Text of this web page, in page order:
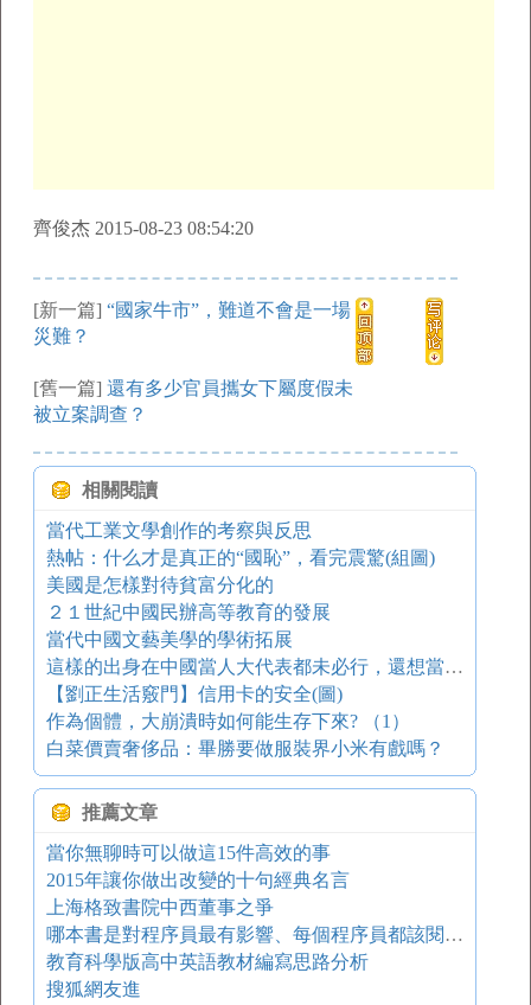
齊俊杰 2015-08-23 08:54:20
[新一篇] “國家牛市”，難道不會是一場
災難？
[舊一篇] 還有多少官員攜女下屬度假未
被立案調查？
相關閱讀
當代工業文學創作的考察與反思
熱帖：什么才是真正的“國恥”，看完震驚(組圖)
美國是怎樣對待貧富分化的
２１世紀中國民辦高等教育的發展
當代中國文藝美學的學術拓展
這樣的出身在中國當人大代表都未必行，還想當總統？
【劉正生活竅門】信用卡的安全(圖)
作為個體，大崩潰時如何能生存下來? （1）
白菜價賣奢侈品：畢勝要做服裝界小米有戲嗎？
推薦文章
當你無聊時可以做這15件高效的事
2015年讓你做出改變的十句經典名言
上海格致書院中西董事之爭
哪本書是對程序員最有影響、每個程序員都該閱讀的書？
教育科學版高中英語教材編寫思路分析
搜狐網友進